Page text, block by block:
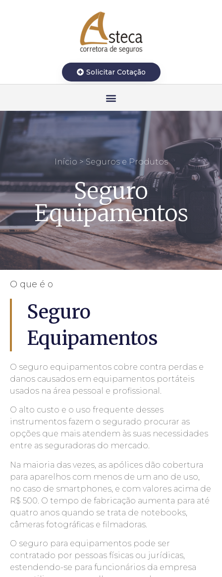
Solicitar Cotação
Início > Seguros e Produtos
Seguro
Equipamentos
O que é o
Seguro
Equipamentos
O seguro equipamentos cobre contra perdas e
danos causados em equipamentos portáteis
usados na área pessoal e profissional.
O alto custo e o uso frequente desses
instrumentos fazem o segurado procurar as
opções que mais atendem às suas necessidades
entre as seguradoras do mercado.
Na maioria das vezes, as apólices dão cobertura
para aparelhos com menos de um ano de uso,
no caso de smartphones, e com valores acima de
R$ 500. O tempo de fabricação aumenta para até
quatro anos quando se trata de notebooks,
câmeras fotográficas e filmadoras.
O seguro para equipamentos pode ser
contratado por pessoas físicas ou jurídicas,
estendendo-se para funcionários da empresa